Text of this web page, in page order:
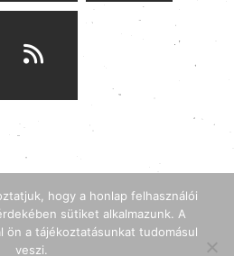
Társaság Adatvédelmi tájékozt
hogy a honlap felhasználói
sütiket alkalmazunk. A
ön a tájékoztatásunkat tudomásul
veszi.